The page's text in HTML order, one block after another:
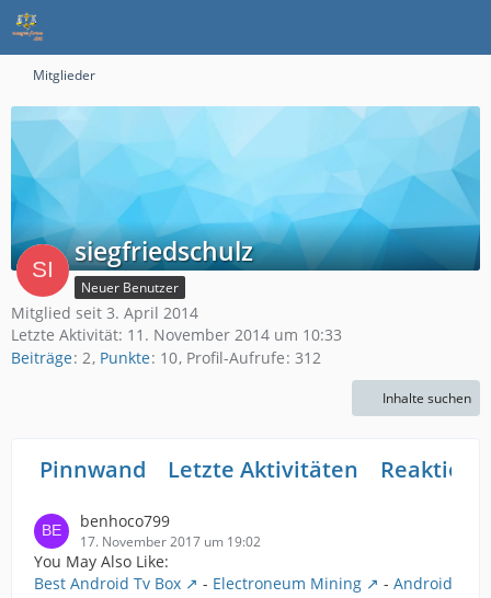
Mitglieder
siegfriedschulz
Neuer Benutzer
Mitglied seit 3. April 2014
Letzte Aktivität: 11. November 2014 um 10:33
Beiträge 2 Punkte 10 Profil-Aufrufe 312
Inhalte suchen
Pinnwand Letzte Aktivitäten
benhoco799
17. November 2017 um 19:02
You May Also Like:
Best Android Tv Box
- Electroneum Mining - Android